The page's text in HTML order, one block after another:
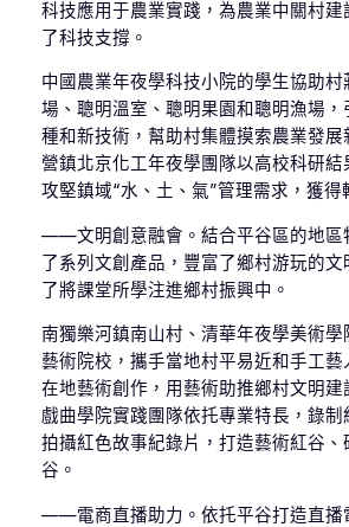
科技應用于農業實踐，為農業中關村建
了科技支撐。
中國農業年夜學科技小院的學生協助
場、聰明溫室、聰明果園和聰明漁場，
種和新技術，幫助村集體摸索農業發展
營鎮北京化工年夜學團隊以高校科研結
攻堅鎮域“水、土、氣”管理需求，獲得
——文明創意融會。結合平谷區的地區
了系列文創產品，豐富了鄉村游玩的文
了將課堂所學注進鄉村振興中。
南獨樂河鎮南山村、清華年夜學美術
藝術院校，攜手當地村平易近和手工藝
在地藝術創作，用藝術助推鄉村文明建
戲曲學院實踐團隊依托專業特長，錄制
拍攝紅色故事紀錄片，打造藝術紅谷、
谷。
——電商直播助力。依托平谷打造直播